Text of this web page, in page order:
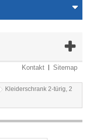
Kontakt Sitemap
Kleiderschrank 2-türig, 2